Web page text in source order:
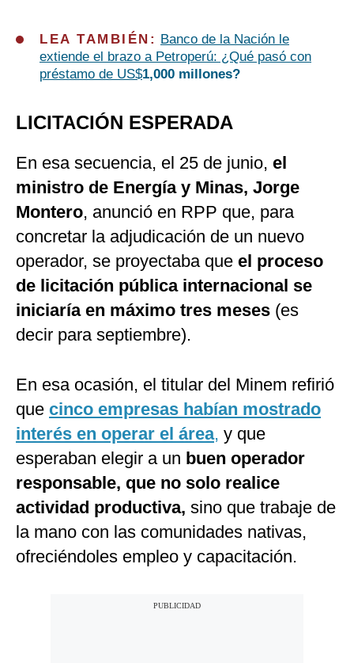
LEA TAMBIÉN:
Banco de la Nación le
extiende el brazo a Petroperú: ¿Qué pasó con
préstamo de US$1,000 millones?
LICITACIÓN ESPERADA
En esa secuencia, el 25 de junio, el
ministro de Energía y Minas, Jorge
Montero, anunció en RPP que, para
concretar la adjudicación de un nuevo
operador, se proyectaba que el proceso
de licitación pública internacional se
iniciaría en máximo tres meses (es
decir para septiembre).
En esa ocasión, el titular del Minem refirió
que cinco empresas habían mostrado
interés en operar el área, y que
esperaban elegir a un buen operador
responsable, que no solo realice
actividad productiva, sino que trabaje de
la mano con las comunidades nativas,
ofreciéndoles empleo y capacitación.